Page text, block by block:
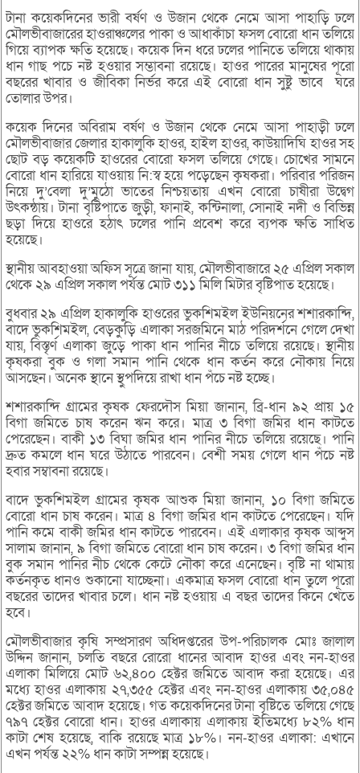
টানা কয়েকদিনের ভারী বর্ষণ ও উজান থেকে নেমে আসা পাহাড়ি ঢলে
মৌলভীবাজারের হাওরাঞ্চলের পাকা ও আধাকাঁচা ফসল বোরো ধান তলিয়ে
গিয়ে ব্যাপক ক্ষতি হয়েছে। কয়েক দিন ধরে ঢলের পানিতে তলিয়ে থাকায়
ধান গাছ পচে নষ্ট হওয়ার সম্ভাবনা রয়েছে। হাওর পারের মানুষের পূরো
বছরের খাবার ও জীবিকা নির্ভর করে এই বোরো ধান সুষ্টু ভাবে ঘরে
তোলার উপর।
কয়েক দিনের অবিরাম বর্ষণ ও উজান থেকে নেমে আসা পাহাড়ী ঢলে
মৌলভীবাজার জেলার হাকালুকি হাওর, হাইল হাওর, কাউয়াদিঘি হাওর সহ
ছোট বড় কয়েকটি হাওরের বোরো ফসল তলিয়ে গেছে। চোখের সামনে
বোরো ধান হারিয়ে যাওয়ায় নি:স্ব হয়ে পড়েছেন কৃষকরা। পরিবার পরিজন
নিয়ে দু’বেলা দু’মুঠো ভাতের নিশ্চয়তায় এখন বোরো চাষীরা উদ্বেগ
উৎকন্ঠায়। টানা বৃষ্টিপাতে জুড়ী, ফানাই, কন্টিনালা, সোনাই নদী ও বিভিন্ন
ছড়া দিয়ে হাওরে হঠাৎ ঢলের পানি প্রবেশ করে ব্যপক ক্ষতি সাধিত
হয়েছে।
স্থানীয় আবহাওয়া অফিস সূত্রে জানা যায়, মৌলভীবাজারে ২৫ এপ্রিল সকাল
থেকে ২৯ এপ্রিল সকাল পর্যন্ত মোট ৩১১ মিলি মিটার বৃষ্টিপাত হয়েছে।
বুধবার ২৯ এপ্রিল হাকালুকি হাওরের ভুকশিমইল ইউনিয়নের শশারকান্দি,
বাদে ভুকশিমইল, বেড়কুড়ি এলাকা সরজমিনে মাঠ পরিদর্শনে গেলে দেখা
যায়, বিস্তৃর্ণ এলাকা জুড়ে পাকা ধান পানির নীচে তলিয়ে রয়েছে। স্থানীয়
কৃষকরা বুক ও গলা সমান পানি থেকে ধান কর্তন করে নৌকায় নিয়ে
আসছেন। অনেক স্থানে স্থুপদিয়ে রাখা ধান পঁচে নষ্ট হচ্ছে।
শশারকান্দি গ্রামের কৃষক ফেরদৌস মিয়া জানান, ব্রি-ধান ৯২ প্রায় ১৫
বিগা জমিতে চাষ করেন ঋন করে। মাত্র ৩ বিগা জমির ধান কাটতে
পেরেছেন। বাকী ১৩ বিঘা জমির ধান পানির নীচে তলিয়ে রয়েছে। পানি
দ্রুত কমলে ধান ঘরে উঠাতে পারবেন। বেশী সময় গেলে ধান পঁচে নষ্ট
হবার সম্বাবনা রয়েছে।
বাদে ভুকশিমইল গ্রামের কৃষক আশুক মিয়া জানান, ১০ বিগা জমিতে
বোরো ধান চাষ করেন। মাত্র ৪ বিগা জমির ধান কাটতে পেরেছেন। যদি
পানি কমে বাকী জমির ধান কাটতে পারবেন। এই এলাকার কৃষক আব্দুস
সালাম জানান, ৯ বিগা জমিতে বোরো ধান চাষ করেন। ৩ বিগা জমির ধান
বুক সমান পানির নীচ থেকে কেটে নৌকা করে এনেছেন। বৃষ্টি না থামায়
কর্তনকৃত ধানও শুকানো যাচ্ছেনা। একমাত্র ফসল বোরো ধান তুলে পূরো
বছরের তাদের খাবার চলে। ধান নষ্ট হওয়ায় এ বছর তাদের কিনে খেতে
হবে।
মৌলভীবাজার কৃষি সম্প্রসারণ অধিদপ্তরের উপ-পরিচালক মোঃ জালাল
উদ্দিন জানান, চলতি বছরে রোরো ধানের আবাদ হাওর এবং নন-হাওর
এলাকা মিলিয়ে মোট ৬২,৪০০ হেক্টর জমিতে আবাদ করা হয়েছে। এর
মধ্যে হাওর এলাকায় ২৭,৩৫৫ হেক্টর এবং নন-হাওর এলাকায় ৩৫,০৪৫
হেক্টর জমিতে আবাদ হয়েছে। গত কয়েকদিনের টানা বৃষ্টিতে তলিয়ে গেছে
৭৯৭ হেক্টর বোরো ধান। হাওর এলাকায় এলাকায় ইতিমধ্যে ৮২% ধান
কাটা শেষ হয়েছে, বাকি রয়েছে মাত্র ১৮%। নন-হাওর এলাকা: এখানে
এখন পর্যন্ত ২২% ধান কাটা সম্পন্ন হয়েছে।